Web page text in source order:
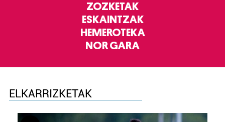
ZOZKETAK
ESKAINTZAK
HEMEROTEKA
NOR GARA
ELKARRIZKETAK